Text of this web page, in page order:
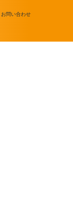
お問い合わせ